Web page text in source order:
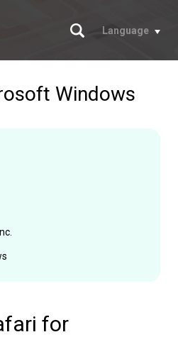
Chercher
Language
Windows
for